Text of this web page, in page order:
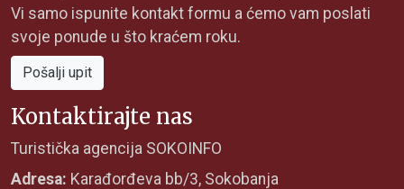
Vi samo ispunite kontakt formu a ćemo vam poslati
svoje ponude u što kraćem roku.
Pošalji upit
Kontaktirajte nas
Turistička agencija SOKOINFO
Adresa: Karađorđeva bb/3, Sokobanja